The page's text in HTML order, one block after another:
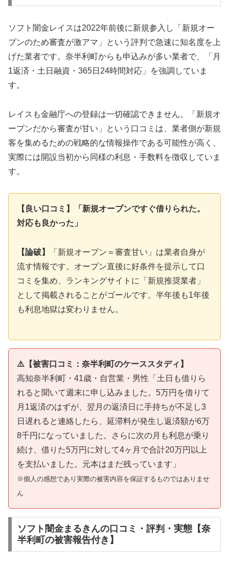
ソフト闇金レイスは2022年前後に新規参入し「新規オー
プンのため審査が激アマ」という評判で急速に知名度を上
げた業者です。奈半利町からも申込みが多い業者で、「月
1返済・土日融資・365日24時間対応」を強調していま
す。
レイスも金融庁への登録は一切確認できません。「新規オ
ープンだから審査が甘い」という口コミは、業者側が新規
客を集めるための戦略的な情報操作である可能性が高く、
実際には開設当初から同様の利息・手数料を徴収していま
す。
【良い口コミ】「新規オープンですぐ借りられた。
対応も良かった」
【論破】
「新規オープン＝審査甘い」は業者自身が
流す情報です。オープン直後に好条件を提示して口
コミを集め、ランキングサイトに「新規推奨業者」
として掲載されることがゴールです。半年後も1年後
も利息地獄は変わりません。
⚠️【被害口コミ：奈半利町のケーススタディ】
高知奈半利町・41歳・自営業・男性「土日も借りら
れると聞いて週末に申し込みました。5万円を借りて
月1返済のはずが、翌月の返済日に手持ちが不足し3
日遅れると連絡したら、延滞料が発生し返済額が6万
8千円になっていました。さらに次の月も利息が乗り
続け、借りた5万円に対して4ヶ月で合計20万円以上
を支払いました。元本はまだ残っています」
※個人の感想であり実際の被害内容を保証するものではありませ
ん
ソフト闇金まるきんの口コミ・評判・実態【奈
半利町の被害報告付き】